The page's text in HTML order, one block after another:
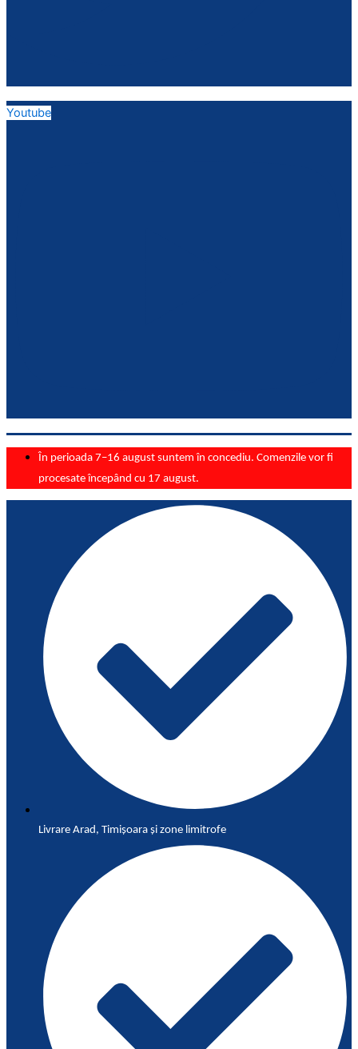
Youtube
În perioada 7–16 august suntem în concediu. Comenzile vor fi
procesate începând cu 17 august.
Livrare Arad, Timișoara și zone limitrofe